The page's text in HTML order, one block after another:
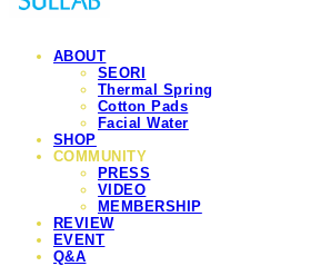
ABOUT
SEORI
Thermal Spring
Cotton Pads
Facial Water
SHOP
COMMUNITY
PRESS
VIDEO
MEMBERSHIP
REVIEW
EVENT
Q&A